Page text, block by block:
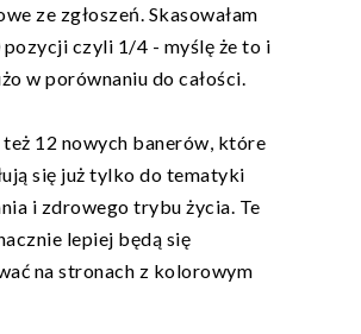
ze zgłoszeń. Skasowałam
pozycji czyli 1/4 - myślę że to i
w porównaniu do całości.
też 12 nowych banerów, które
się już tylko do tematyki
i zdrowego trybu życia. Te
lepiej będą się
na stronach z kolorowym